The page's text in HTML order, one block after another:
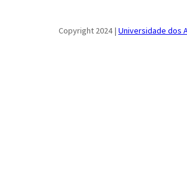
Copyright 2024 | Universidade dos